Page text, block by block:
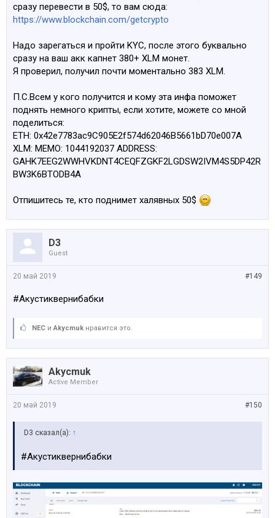
сразу перевести в 50$, то вам сюда:
https://www.blockchain.com/getcrypto
Надо зарегаться и пройти KYC, после этого буквально
сразу на ваш акк капнет 380+ XLM монет.
Я проверил, получил почти моментально 383 XLM.
П.С.Всем у кого получится и кому эта инфа поможет
поднять немного крипты, если хотите, можете со мной
поделиться:
ETH: 0x42e7783ac9C905E2f574d62046B5661bD70e007A
XLM: MEMO: 1044192037 ADDRESS:
GAHK7EEG2WWHVKDNT4CEQFZGKF2LGDSW2IVM4S5DP42R
BW3K6BTODB4A
Отпишитесь те, кто поднимет халявных 50$
D3
Guest
#149
20 май 2019
#Акустиквернибабки
NEC иAkycmuk нравится это.
Akycmuk
Active Member
#150
20 май 2019
D3 сказал(а): ↑
#Акустиквернибабки